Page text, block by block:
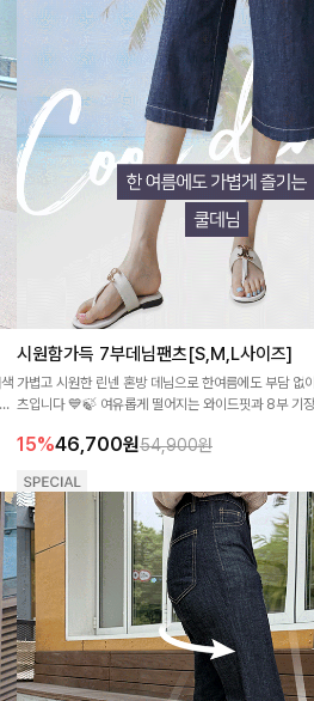
시원함가득 7부데님팬츠[S,M,L사이즈]
가볍고 시원한 린넨 혼방 데님으로 한여름에도 부담 없
츠입니다 💙🍃 여유롭게 떨어지는 와이드핏과 8부 기
15%46,700원54,900원